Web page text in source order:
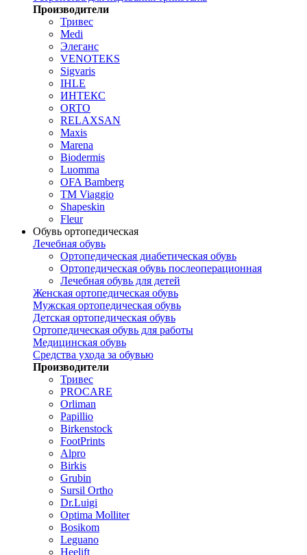
Производители
Тривес
Medi
Элеганс
VENOTEKS
Sigvaris
IHLE
ИНТЕКС
ORTO
RELAXSAN
Maxis
Marena
Biodermis
Luomma
OFA Bamberg
TM Viaggio
Shapeskin
Fleur
Обувь ортопедическая
Лечебная обувь
Ортопедическая диабетическая обувь
Ортопедическая обувь послеоперационная
Лечебная обувь для детей
Женская ортопедическая обувь
Мужская ортопедическая обувь
Детская ортопедическая обувь
Ортопедическая обувь для работы
Медицинская обувь
Средства ухода за обувью
Производители
Тривес
PROCARE
Orliman
Papillio
Birkenstock
FootPrints
Alpro
Birkis
Grubin
Sursil Ortho
Dr.Luigi
Optima Molliter
Bosikom
Leguano
Heelift